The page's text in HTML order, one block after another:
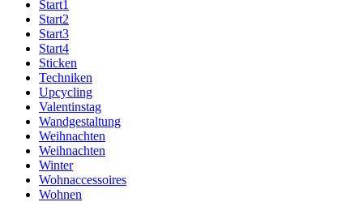
Start1
Start2
Start3
Start4
Sticken
Techniken
Upcycling
Valentinstag
Wandgestaltung
Weihnachten
Weihnachten
Winter
Wohnaccessoires
Wohnen